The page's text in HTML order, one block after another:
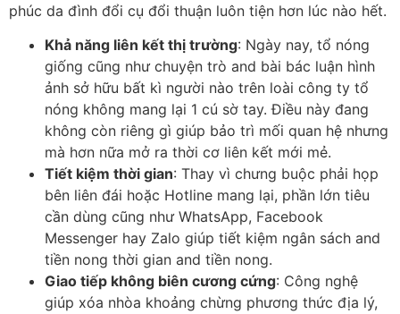
phúc da đình đổi cụ đổi thuận luôn tiện hơn lúc nào hết.
Khả năng liên kết thị trường: Ngày nay, tổ nóng
giống cũng như chuyện trò and bài bác luận hình
ảnh sở hữu bất kì người nào trên loài công ty tổ
nóng không mang lại 1 cú sờ tay. Điều này đang
không còn riêng gì giúp bảo trì mối quan hệ nhưng
mà hơn nữa mở ra thời cơ liên kết mới mẻ.
Tiết kiệm thời gian: Thay vì chưng buộc phải họp
bên liên đái hoặc Hotline mang lại, phần lớn tiêu
cần dùng cũng như WhatsApp, Facebook
Messenger hay Zalo giúp tiết kiệm ngân sách and
tiền nong thời gian and tiền nong.
Giao tiếp không biên cương cứng: Công nghệ
giúp xóa nhòa khoảng chừng phương thức địa lý,